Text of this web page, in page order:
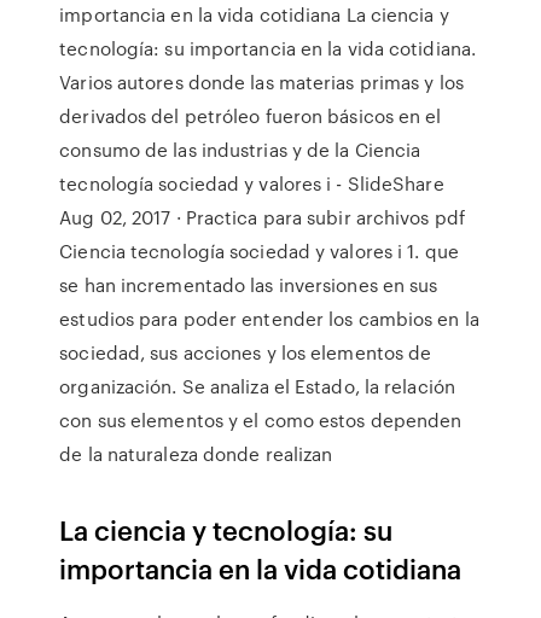
importancia en la vida cotidiana La ciencia y
tecnología: su importancia en la vida cotidiana.
Varios autores donde las materias primas y los
derivados del petróleo fueron básicos en el
consumo de las industrias y de la Ciencia
tecnología sociedad y valores i - SlideShare
Aug 02, 2017 · Practica para subir archivos pdf
Ciencia tecnología sociedad y valores i 1. que
se han incrementado las inversiones en sus
estudios para poder entender los cambios en la
sociedad, sus acciones y los elementos de
organización. Se analiza el Estado, la relación
con sus elementos y el como estos dependen
de la naturaleza donde realizan
La ciencia y tecnología: su
importancia en la vida cotidiana